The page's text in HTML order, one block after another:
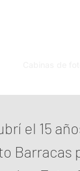
el 15
Barracas